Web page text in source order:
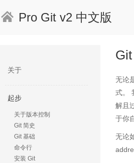
Pro Git v2 中文版
关于
起步
关于版本控制
Git 简史
Git 基础
命令行
安装 Git
无论
式。
解且
于你
无论